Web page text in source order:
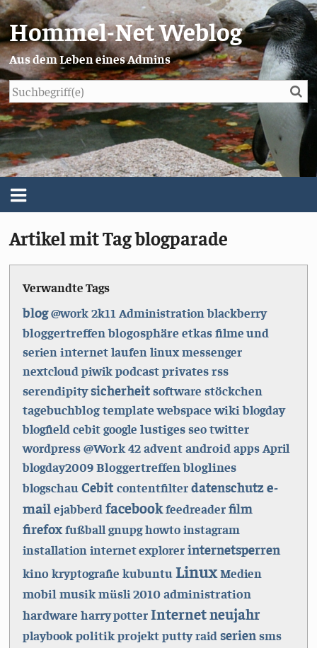
Hommel-Net Weblog
Aus dem Leben eines Admins
Menü
Über mich
Impressum/Datenschutz
Artikel mit Tag blogparade
Verwandte Tags
blog@work2k11 Administration blackberry
bloggertreffen blogosphäreetkasfilme und
serien internetlaufen linuxmessenger
nextcloud piwikpodcastprivatesrss
serendipitysicherheitsoftware stöckchen
tagebuchblogtemplatewebspacewiki blogday
blogfield cebitgoogle lustigesseotwitter
wordpress@Work42adventandroid appsApril
blogday2009Bloggertreffen bloglines
blogschauCebit contentfilterdatenschutze-
mailejabberd facebookfeedreaderfilm
firefoxfußball gnupghowtoinstagram
installation internet explorerinternetsperren
kino kryptografie kubuntuLinuxMedien
mobil musikmüsli 2010administration
hardwareharry potterInternetneujahr
playbookpolitikprojektputtyraid seriensms